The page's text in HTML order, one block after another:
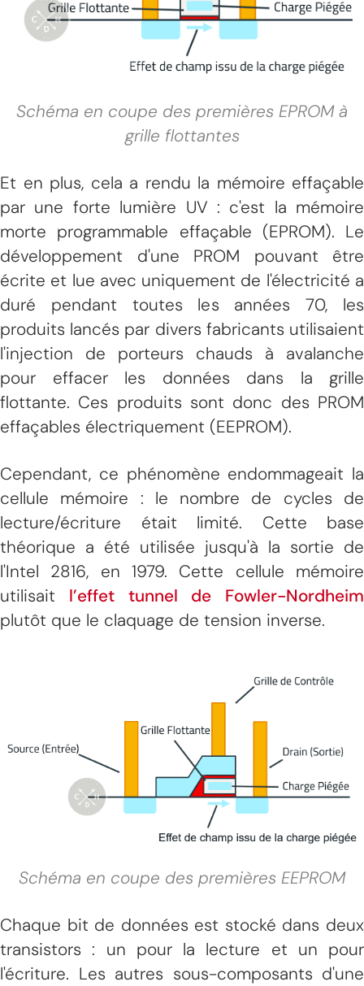
Schéma en coupe des premières EPROM à
grille flottantes
Et en plus, cela a rendu la mémoire effaçable
par une forte lumière UV : c'est la mémoire
morte programmable effaçable (EPROM). Le
développement d'une PROM pouvant être
écrite et lue avec uniquement de l'électricité a
duré pendant toutes les années 70, les
produits lancés par divers fabricants utilisaient
l'injection de porteurs chauds à avalanche
pour effacer les données dans la grille
flottante. Ces produits sont donc des PROM
effaçables électriquement (EEPROM).
Cependant, ce phénomène endommageait la
cellule mémoire : le nombre de cycles de
lecture/écriture était limité. Cette base
théorique a été utilisée jusqu'à la sortie de
l'Intel 2816, en 1979. Cette cellule mémoire
utilisait l’effet tunnel de Fowler-Nordheim
plutôt que le claquage de tension inverse.
Schéma en coupe des premières EEPROM
Chaque bit de données est stocké dans deux
transistors : un pour la lecture et un pour
l'écriture. Les autres sous-composants d'une